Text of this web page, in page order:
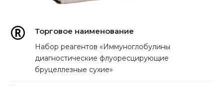
Торговое наименование
Набор реагентов «Иммуноглобулины
диагностические флуоресцирующие
бруцеллезные сухие»